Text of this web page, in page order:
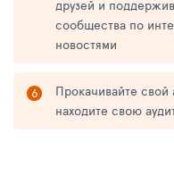
друзей и
сообщества по
новостями
Прокачивайте свой
находите свою